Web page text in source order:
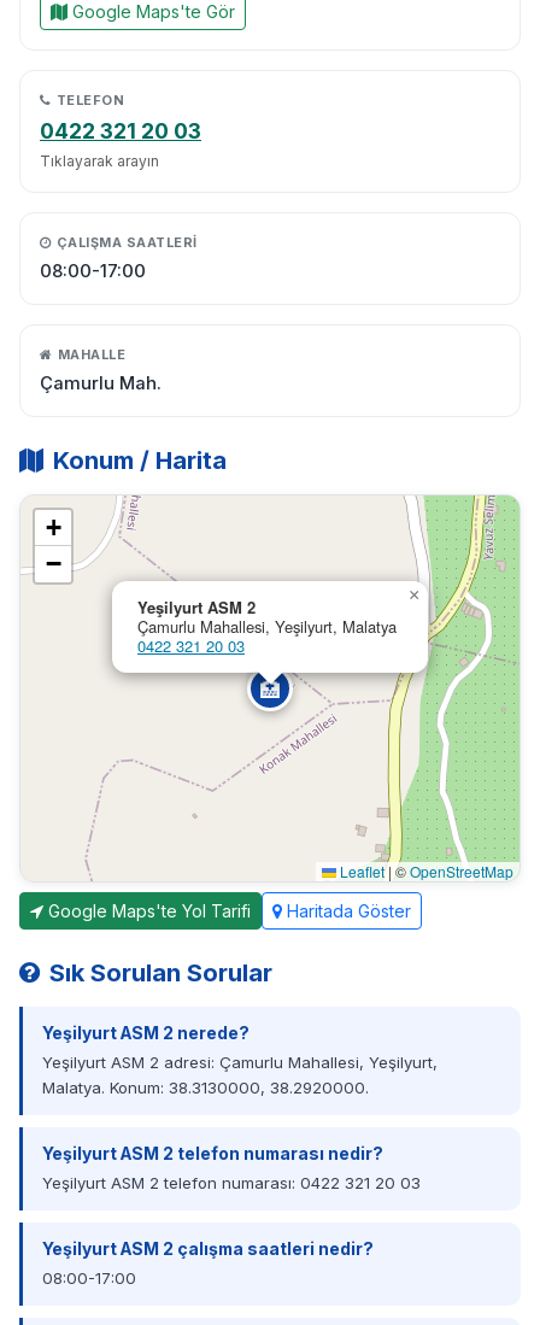
Google Maps'te Gör
TELEFON
0422 321 20 03
Tıklayarak arayın
ÇALIŞMA SAATLERI
08:00-17:00
MAHALLE
Çamurlu Mah.
Konum / Harita
🏥
Yeşilyurt ASM 2
Çamurlu Mahallesi, Yeşilyurt, Malatya
0422 321 20 03
×
+
−
Leaflet | ©OpenStreetMap
Google Maps'te Yol Tarifi
Haritada Göster
Sık Sorulan Sorular
Yeşilyurt ASM 2 nerede?
Yeşilyurt ASM 2 adresi: Çamurlu Mahallesi, Yeşilyurt,
Malatya. Konum: 38.3130000, 38.2920000.
Yeşilyurt ASM 2 telefon numarası nedir?
Yeşilyurt ASM 2 telefon numarası: 0422 321 20 03
Yeşilyurt ASM 2 çalışma saatleri nedir?
08:00-17:00